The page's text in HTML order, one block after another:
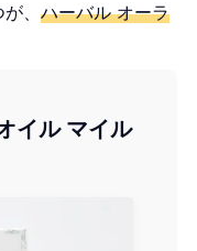
が、ハーバル オーラ
イル マイル